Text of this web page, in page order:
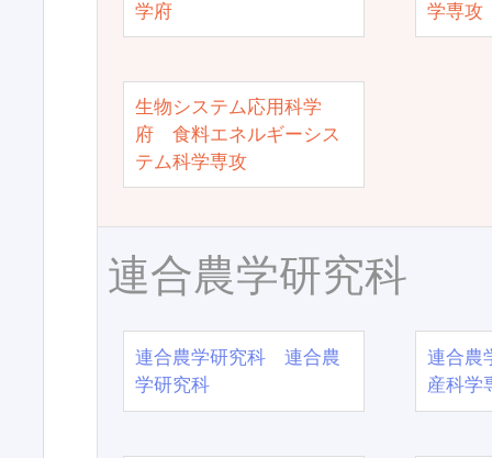
学府
学専攻
生物システム応用科学
府 食料エネルギーシス
テム科学専攻
連合農学研究科
連合農学研究科 連合農
学研究科
連合農
産科学